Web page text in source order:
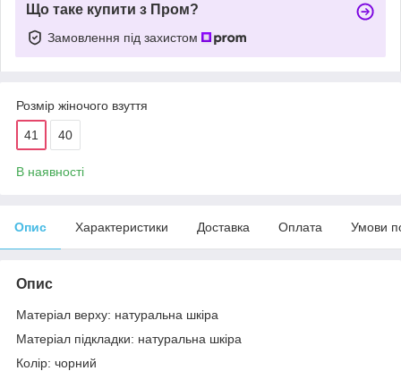
Що таке купити з Пром?
Замовлення під захистом
Розмір жіночого взуття
41 40
В наявності
Опис Характеристики Доставка Оплата Умови
Опис
Матеріал верху: натуральна шкіра
Матеріал підкладки: натуральна шкіра
Колір: чорний